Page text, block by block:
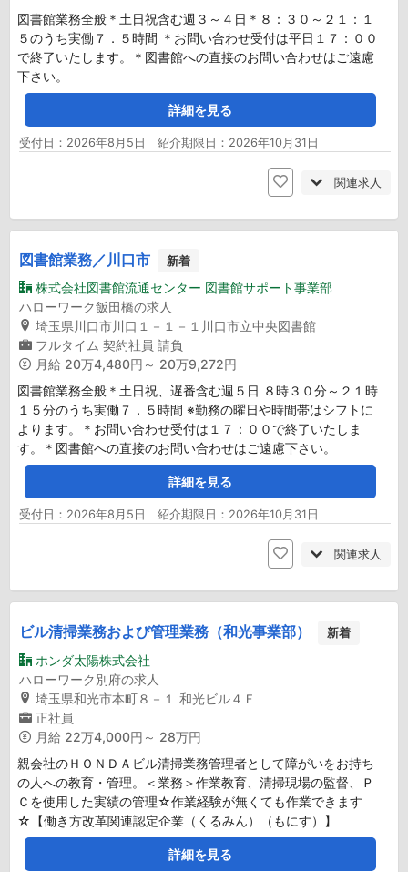
図書館業務全般＊土日祝含む週３～４日＊８：３０～２１：１
５のうち実働７．５時間 ＊お問い合わせ受付は平日１７：００
で終了いたします。＊図書館への直接のお問い合わせはご遠慮
下さい。
詳細を見る
受付日：2026年8月5日 紹介期限日：2026年10月31日
関連求人
図書館業務／川口市 新着
株式会社図書館流通センター 図書館サポート事業部
ハローワーク飯田橋の求人
埼玉県川口市川口１－１－１川口市立中央図書館
フルタイム 契約社員 請負
月給 20万4,480円～ 20万9,272円
図書館業務全般＊土日祝、遅番含む週５日 ８時３０分～２１時
１５分のうち実働７．５時間 ※勤務の曜日や時間帯はシフトに
よります。＊お問い合わせ受付は１７：００で終了いたしま
す。＊図書館への直接のお問い合わせはご遠慮下さい。
詳細を見る
受付日：2026年8月5日 紹介期限日：2026年10月31日
関連求人
ビル清掃業務および管理業務（和光事業部） 新着
ホンダ太陽株式会社
ハローワーク別府の求人
埼玉県和光市本町８－１ 和光ビル４Ｆ
正社員
月給 22万4,000円～ 28万円
親会社のＨＯＮＤＡビル清掃業務管理者として障がいをお持ち
の人への教育・管理。＜業務＞作業教育、清掃現場の監督、Ｐ
Ｃを使用した実績の管理☆作業経験が無くても作業できます
☆【働き方改革関連認定企業（くるみん）（もにす）】
詳細を見る